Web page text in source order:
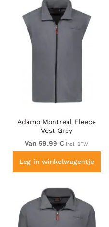
Adamo Montreal Fleece
Vest Grey
Van 59,99 € incl. BTW
Leg in winkelwagentje